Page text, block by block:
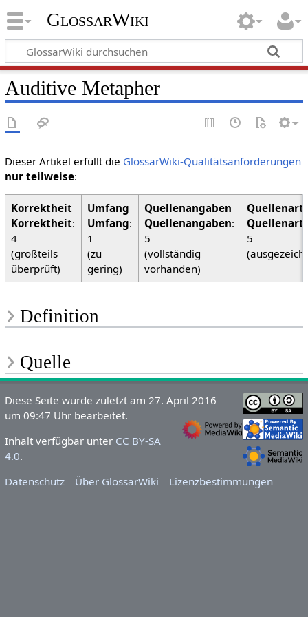
GlossarWiki
Auditive Metapher
Dieser Artikel erfüllt die GlossarWiki-Qualitätsanforderungen
nur teilweise:
Korrektheit:
4
(großteils
überprüft)
Umfang:
1
(zu
gering)
Quellenangaben:
5
(vollständig
vorhanden)
5
Definition
Quelle
Diese Seite wurde zuletzt am 27. April 2016
um 09:47 Uhr bearbeitet.
Inhalt verfügbar unter CC BY-SA
4.0.
Datenschutz
Über GlossarWiki Lizenzbestimmungen